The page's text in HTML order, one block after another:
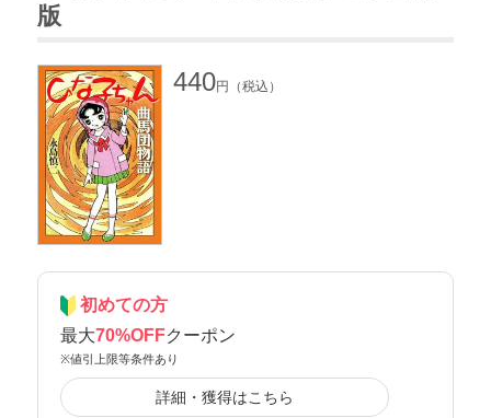
版
440円（税込）
初めての方
最大70%OFFクーポン
※値引上限等条件あり
詳細・獲得はこちら